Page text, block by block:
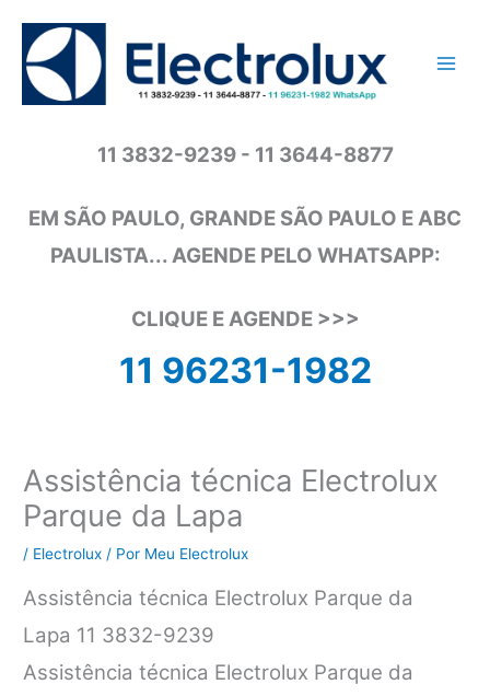
conteúdo
11 3832-9239 - 11 3644-8877
EM SÃO PAULO, GRANDE SÃO PAULO E ABC
PAULISTA... AGENDE PELO WHATSAPP:
CLIQUE E AGENDE >>>
11 96231-1982
Assistência técnica Electrolux
Parque da Lapa
/ Electrolux / Por Meu Electrolux
Assistência técnica Electrolux Parque da
Lapa 11 3832-9239
Assistência técnica Electrolux Parque da